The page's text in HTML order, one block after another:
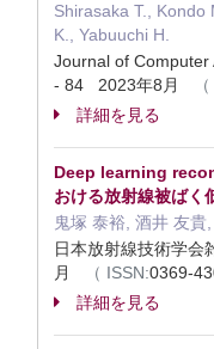
Shirasaka T., Kondo
K., Yabuuchi H.
Journal of
- 84 2023年8月
（
詳細を見る
Deep learning
おける放射線被ばく
鬼塚 泰裕, 酒井 友
日本放射線技術学
月
（ ISSN:0369-
詳細を見る